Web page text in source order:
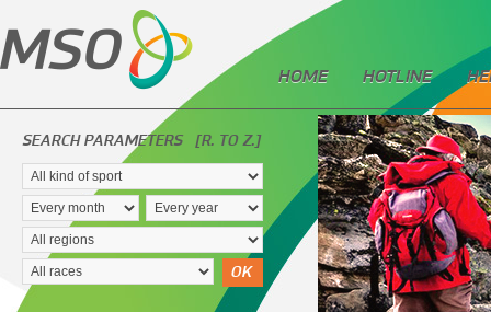
HOME HOTLINE
SEARCH PARAMETERS [R. TO Z.]
OK